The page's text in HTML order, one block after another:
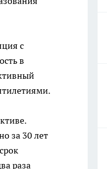
с
в
за 30 лет
раза